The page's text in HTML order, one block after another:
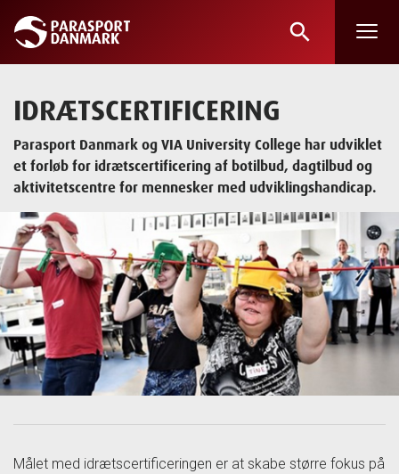
Skip
to
content
search
IDRÆTSCERTIFICERING
Parasport Danmark og VIA University College har udviklet
et forløb for idrætscertificering af botilbud, dagtilbud og
aktivitetscentre for mennesker med udviklingshandicap.
Målet med idrætscertificeringen er at skabe større fokus på